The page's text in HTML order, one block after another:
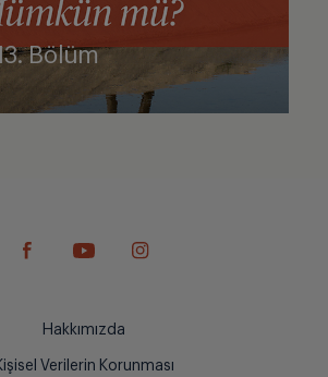
Bölüm
Hakkımızda
Verilerin Korunması